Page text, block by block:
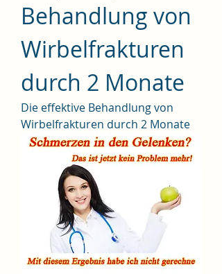
Behandlung von
Wirbelfrakturen
durch 2 Monate
Die effektive Behandlung von
Wirbelfrakturen durch 2 Monate